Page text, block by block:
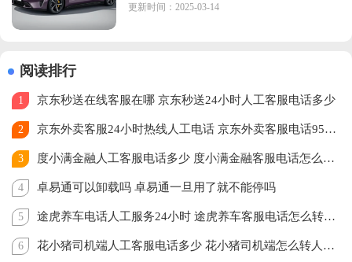
更新时间：2025-03-14
阅读排行
1 京东秒送在线客服在哪 京东秒送24小时人工客服电话多少
2 京东外卖客服24小时热线人工电话 京东外卖客服电话95172怎么转人工
3 度小满金融人工客服电话多少 度小满金融客服电话怎么转人工
4 卓易通可以卸载吗 卓易通一旦用了就不能停吗
5 途虎养车电话人工服务24小时 途虎养车客服电话怎么转人工
6 花小猪司机端人工客服电话多少 花小猪司机端怎么转人工客服